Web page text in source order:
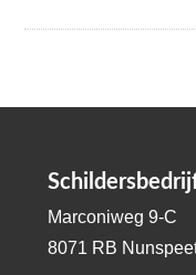
Marconiweg 9-C
8071 RB